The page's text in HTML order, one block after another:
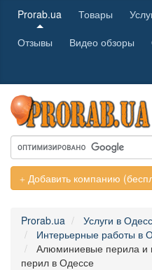
Prorab.ua Товары
Отзывы
Видео обзоры
Добавить компанию
Prorab.ua
Услуги в
Интерьерные работы в
Алюминиевые перила и
перил в Одессе